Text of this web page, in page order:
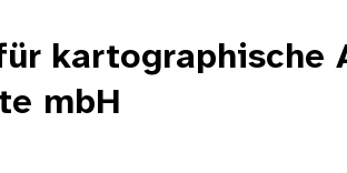
kartographische
mbH